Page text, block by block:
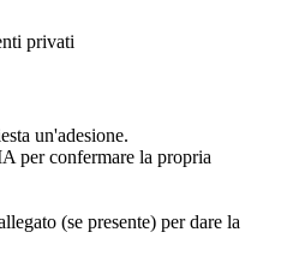
privati
un'adesione.
per confermare la propria
(se presente) per dare la